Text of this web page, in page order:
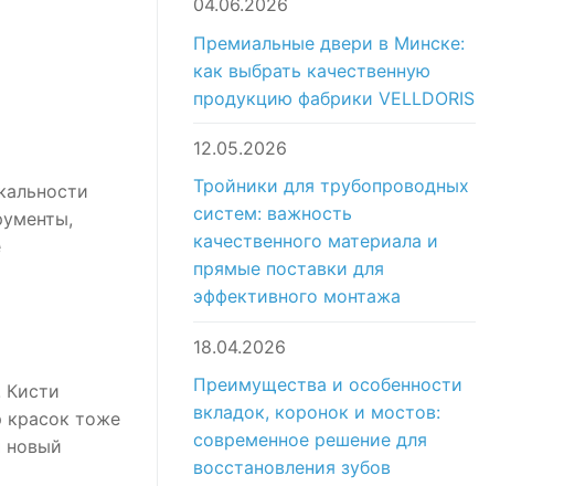
Кисти
красок тоже
новый
04.06.2026
Премиальные двери в Минске:
как выбрать качественную
продукцию фабрики VELLDORIS
12.05.2026
Тройники для трубопроводных
систем: важность
качественного материала и
прямые поставки для
эффективного монтажа
18.04.2026
Преимущества и особенности
вкладок, коронок и мостов:
современное решение для
восстановления зубов